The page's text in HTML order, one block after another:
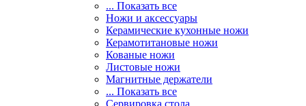
... Показать все
Ножи и аксессуары
Керамические кухонные ножи
Керамотитановые ножи
Кованые ножи
Листовые ножи
Магнитные держатели
... Показать все
Сервировка стола